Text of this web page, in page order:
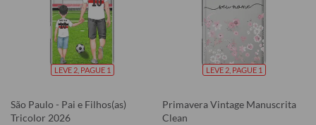
LEVE 2, PAGUE 1
São Paulo - Pai e Filhos(as)
Tricolor 2026
LEVE 2, PAGUE 1
Primavera Vintage Manuscrita
Clean